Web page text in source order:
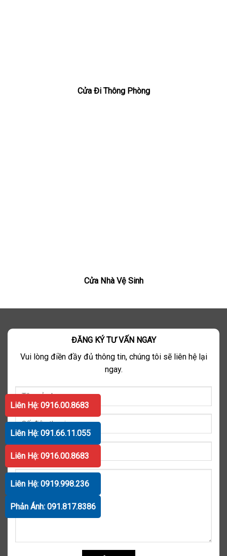
Cửa Đi Thông Phòng
Cửa Nhà Vệ Sinh
ĐĂNG KÝ TƯ VẤN NGAY
Vui lòng điền đầy đủ thông tin, chúng tôi sẽ liên hệ lại
ngay.
Liên Hệ: 0916.00.8683
Liên Hệ: 091.66.11.055
Liên Hệ: 0916.00.8683
Liên Hệ: 0919.998.236
Phản Ánh: 091.817.8386